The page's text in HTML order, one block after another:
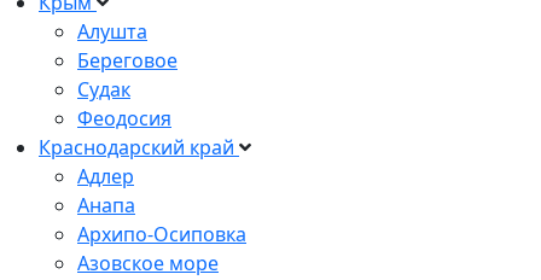
Алушта
Береговое
Судак
Феодосия
Краснодарский край
Адлер
Анапа
Архипо-Осиповка
Азовское море